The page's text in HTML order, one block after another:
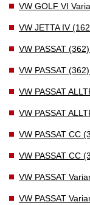
VW GOLF VI
VW JETTA IV
VW PASSAT
VW PASSAT
VW PASSAT
VW PASSAT
VW PASSAT CC
VW PASSAT CC
VW PASSAT
VW PASSAT